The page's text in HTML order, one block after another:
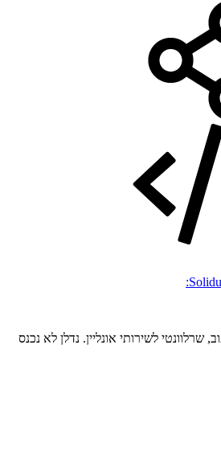
לשירותי אונליין. נדלן לא נכנס